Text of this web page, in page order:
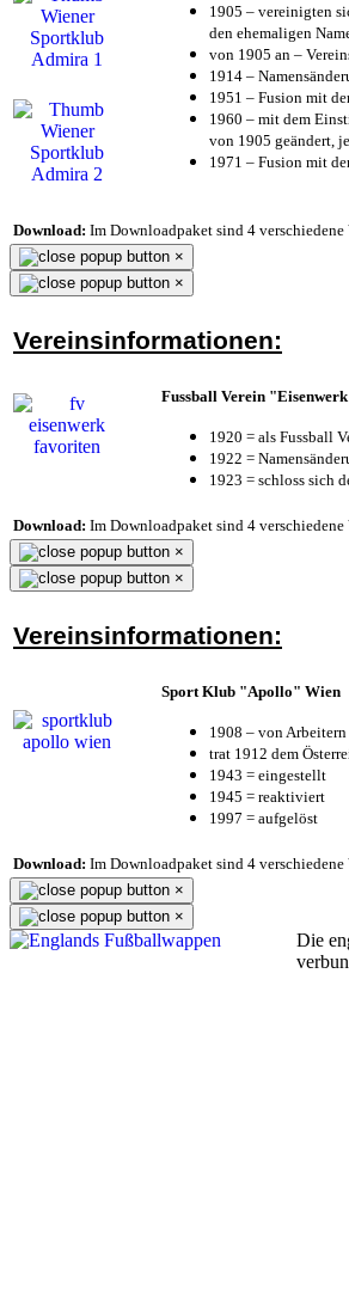
1905 – vereinigten
den ehemaligen
von 1905 an –
1914 –
1951 – Fusion mit
1960 – mit dem
von 1905 geändert,
1971 – Fusion mit
Download: Im Downloadpaket sind 4
×
×
Vereinsinformationen:
Fussball Verein
1920 = als Fussball
1922 =
1923 = schloss sich
Download: Im Downloadpaket sind 4
×
×
Vereinsinformationen:
Sport Klub "Apollo" Wien
1908 – von
trat 1912 dem
1943 = eingestellt
1945 = reaktiviert
1997 = aufgelöst
Download: Im Downloadpaket sind 4
×
×
Die